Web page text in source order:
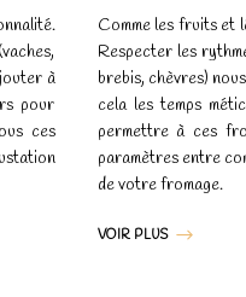
à
pour
ces
Comme les fruits et
Respecter les
brebis, chèvres)
cela les temps
permettre à ces
paramètres entre
de votre fromage.
VOIR PLUS